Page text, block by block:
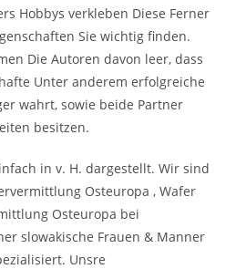
Hobbys verkleben Diese Ferner
Sie wichtig finden.
Die Autoren davon leer, dass
Unter anderem erfolgreiche
wahrt, sowie beide Partner
besitzen.
in v. H. dargestellt. Wir sind
Osteuropa , Wafer
Osteuropa bei
slowakische Frauen & Manner
Unsre